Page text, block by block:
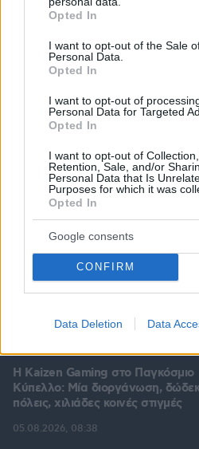
grant or deny consent to Google
use your data for below specified
consent section.
Opted In
I want to opt-out of the Sale
Personal Data.
Opted In
I want to opt-out of
Personal Data for Targeted
Opted In
I want to opt-out of Collection,
Retention, Sale, and/or
Personal Data that Is
Purposes for which it was
Opted In
Google consents
CONFIRM
Data Deletion Data
Βερμούδες: Όλα τα στυλ
φθινόπωρο
06.08.2026, 09:00
Σέριφος: 9 προτάσεις για νόστιμο
φαγητό στο όμορφο νησί των
05.08.2026, 11:20
H Kaizen Gaming στο Παγκόσμιο
Kύπελλο: Μία διοργάνωση,
πόλεις, χιλιάδες κοινές στιγμές
05.08.2026, 08:38